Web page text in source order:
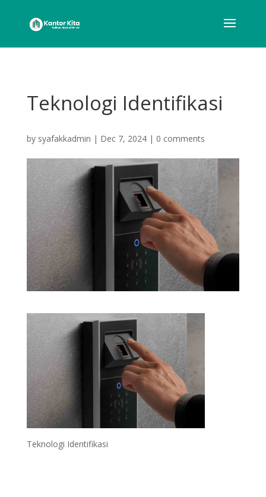
Teknologi Identifikasi
by syafakkadmin | Dec 7, 2024| 0 comments
Teknologi Identifikasi